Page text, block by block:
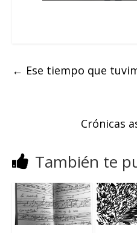
← Ese tiempo que
Crónicas
También te